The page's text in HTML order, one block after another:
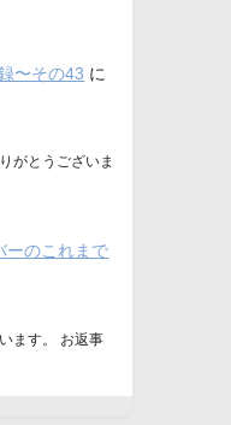
〜その43 に
がとうございま
ーのこれまで
ます。 お返事